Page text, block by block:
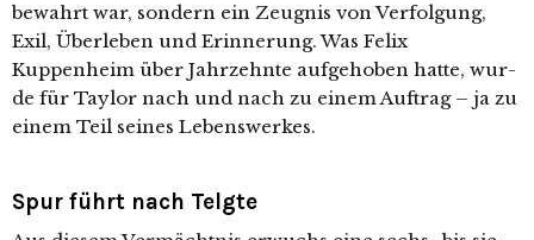
bewahrt war, son­dern ein Zeugnis von Verfolgung,
Exil, Überleben und Erinnerung. Was Felix
Kuppenheim über Jahrzehnte auf­ge­ho­ben hat­te, wur­
de für Taylor nach und nach zu einem Auftrag – ja zu
einem Teil sei­nes Lebenswerkes.
Spur führt nach Telgte